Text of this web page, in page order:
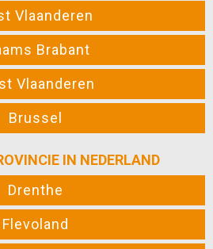
Vlaanderen
Brabant
Vlaanderen
Brussel
IN NEDERLAND
Drenthe
Flevoland